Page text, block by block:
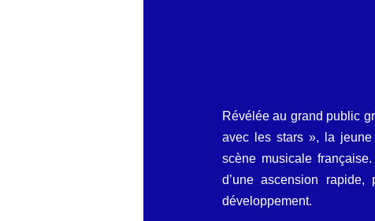
Révélée au grand public
avec les stars », la jeune
scène musicale
d’une ascension
développement.